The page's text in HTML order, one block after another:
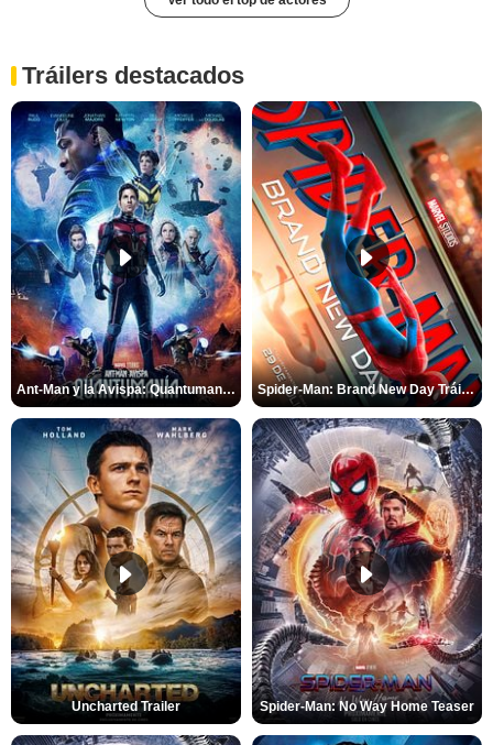
Tráilers destacados
Ant-Man y la Avispa: Quantumanía Tráiler (2) Spider-Man: Brand New Day Tráiler (3)
Uncharted Trailer Spider-Man: No Way Home Teaser